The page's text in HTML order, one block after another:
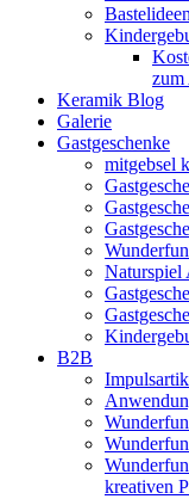
zum
Keramik Blog
Galerie
Gastgeschenke
mitgebsel
Naturspiel
B2B
kreativen